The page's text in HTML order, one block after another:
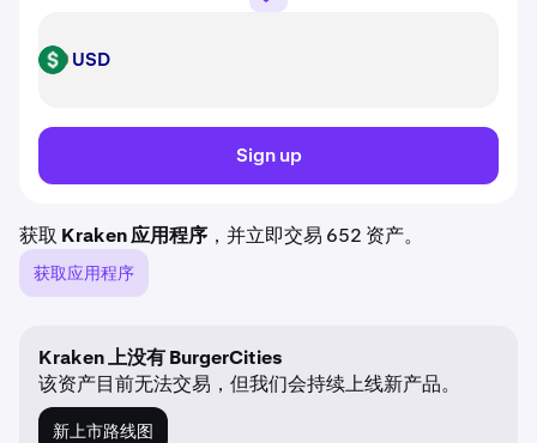
USD USD
Sign up
获取 Kraken 应用程序 ，并立即交易 652 资产。
获取应用程序
Kraken 上没有 BurgerCities
该资产目前无法交易，但我们会持续上线新产品。
新上市路线图